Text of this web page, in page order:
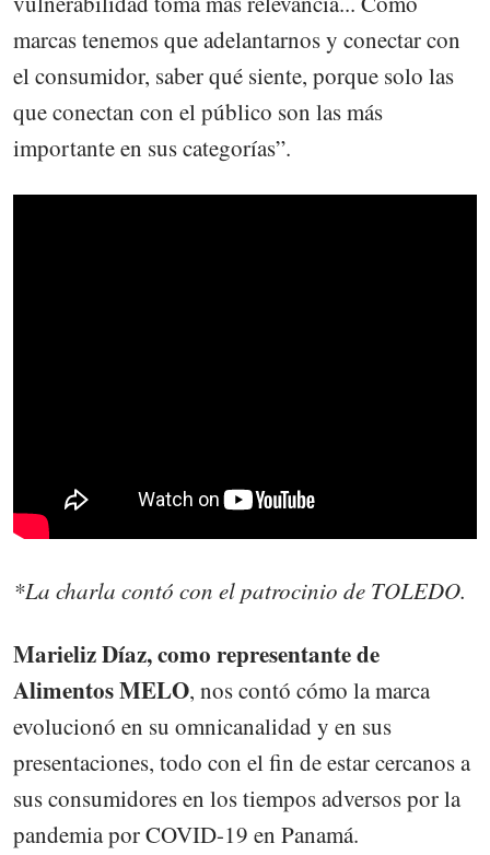
marcas tenemos que adelantarnos y conectar con
el consumidor, saber qué siente, porque solo las
que conectan con el público son las más
importante en sus categorías”.
*La charla contó con el patrocinio de TOLEDO.
Marieliz Díaz, como representante de
Alimentos MELO, nos contó cómo la marca
evolucionó en su omnicanalidad y en sus
presentaciones, todo con el fin de estar cercanos a
sus consumidores en los tiempos adversos por la
pandemia por COVID-19 en Panamá.